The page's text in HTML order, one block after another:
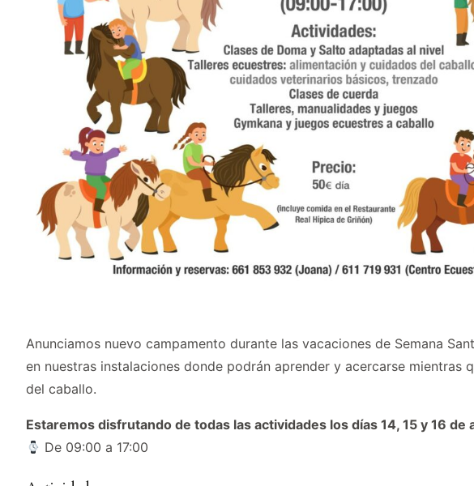
Anunciamos nuevo campamento durante las vacaciones de Semana
en nuestras instalaciones donde podrán aprender y acercarse mientras
del caballo.
Estaremos disfrutando de todas las actividades los días 14, 15 y 16 de
De 09:00 a 17:00